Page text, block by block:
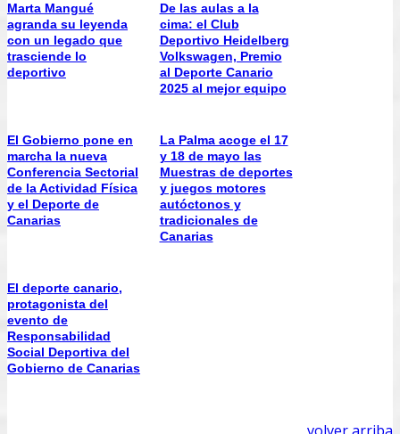
Marta Mangué
agranda su leyenda
con un legado que
trasciende lo
deportivo
De las aulas a la
cima: el Club
Deportivo Heidelberg
Volkswagen, Premio
al Deporte Canario
2025 al mejor equipo
El Gobierno pone en
marcha la nueva
Conferencia Sectorial
de la Actividad Física
y el Deporte de
Canarias
La Palma acoge el 17
y 18 de mayo las
Muestras de deportes
y juegos motores
autóctonos y
tradicionales de
Canarias
El deporte canario,
protagonista del
evento de
Responsabilidad
Social Deportiva del
Gobierno de Canarias